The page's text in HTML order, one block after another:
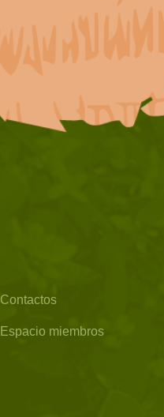
Contactos
Espacio miembros